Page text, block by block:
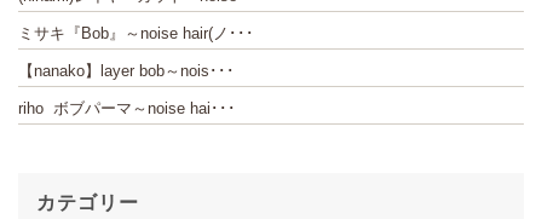
ミサキ『Bob』～noise hair(ノ･･･
【nanako】layer bob～nois･･･
riho ボブパーマ～noise hai･･･
カテゴリー